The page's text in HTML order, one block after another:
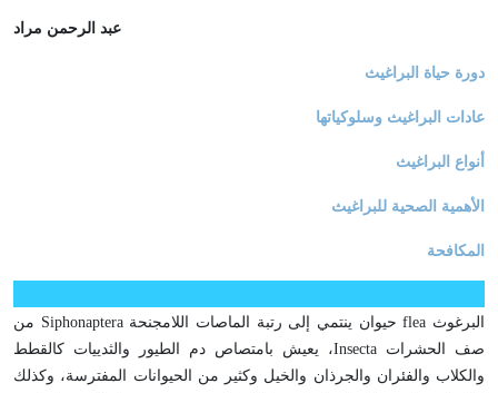
عبد الرحمن مراد
دورة حياة البراغيث
عادات البراغيث وسلوكياتها
أنواع البراغيث
الأهمية الصحية للبراغيث
المكافحة
البرغوث flea حيوان ينتمي إلى رتبة الماصات اللامجنحة Siphonaptera من
صف الحشرات Insecta، يعيش بامتصاص دم الطيور والثدييات كالقطط
والكلاب والفئران والجرذان والخيل وكثير من الحيوانات المفترسة، وكذلك